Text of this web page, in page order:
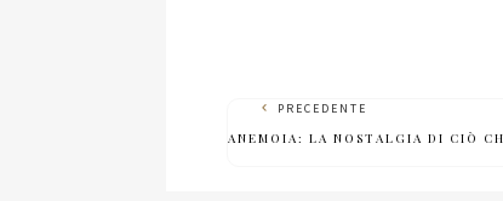
PRECEDENTE
ANEMOIA: LA NOSTALGIA DI CIÒ